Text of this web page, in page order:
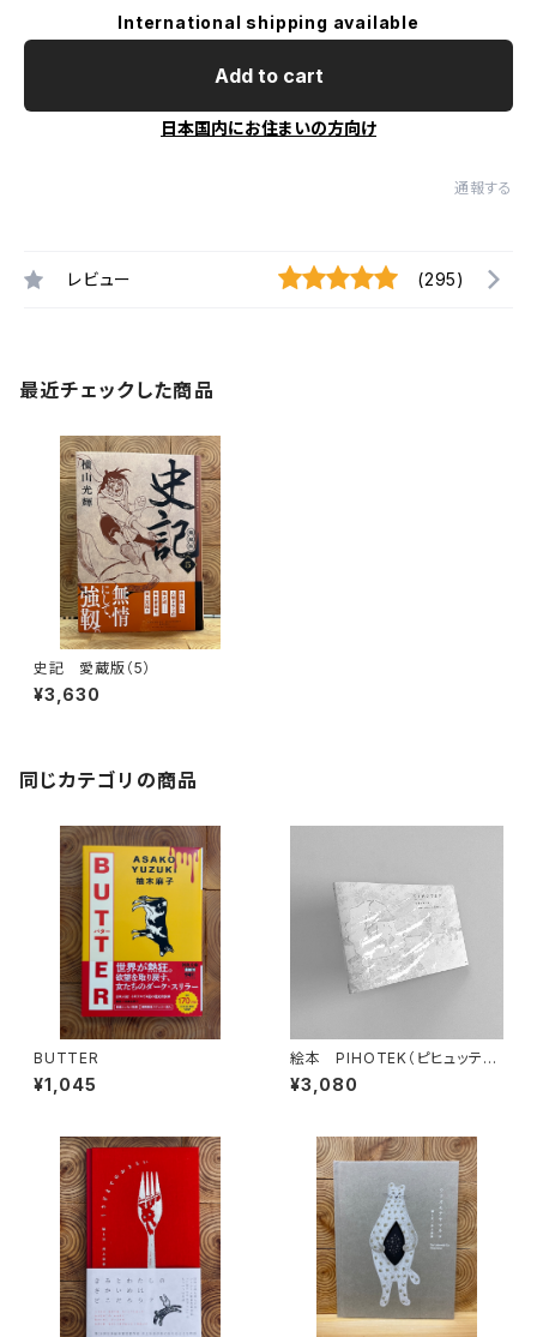
International shipping available
Add to cart
日本国内にお住まいの方向け
通報する
レビュー (295)
最近チェックした商品
史記 愛蔵版（5）
¥3,630
同じカテゴリの商品
BUTTER
¥1,045
絵本 PIHOTEK（ピヒュッティ）
北極を風と歩く
¥3,080